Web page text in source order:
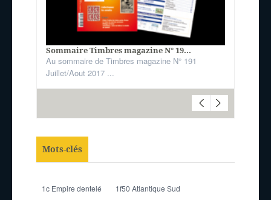
Sommaire Timbres magazine N° 19...
Au sommaire de Timbres magazine N° 191
Juillet/Aout 2017 ...
Mots-clés
1c Empire dentelé
1f50 Atlantique Sud